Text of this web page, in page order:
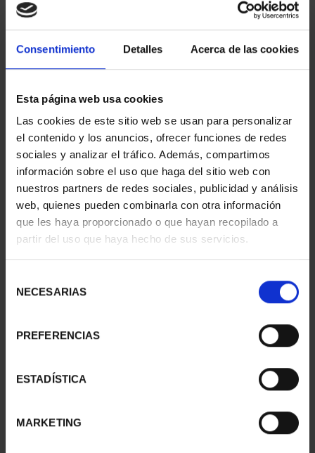
Consentimiento Detalles Acerca de las cookies
Esta página web usa cookies
Las cookies de este sitio web se usan para personalizar
el contenido y los anuncios, ofrecer funciones de redes
sociales y analizar el tráfico. Además, compartimos
información sobre el uso que haga del sitio web con
nuestros partners de redes sociales, publicidad y análisis
web, quienes pueden combinarla con otra información
que les haya proporcionado o que hayan recopilado a
partir del uso que haya hecho de sus servicios.
NECESARIAS
PREFERENCIAS
ESTADÍSTICA
MARKETING
CIUDADES PATRIMONIO
II- MÉRIDA
73,00 €
CIUDADES PATRIMONIO
II - LA LAGUNA
73,00 €
CIUDADES PATRIMONIO
II - SALAMANCA
CIUDADES PATRIMONIO
DE LA HUMANIDAD
1.095,00 €